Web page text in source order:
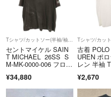
セントマイケル SAIN
T MICHAEL 26SS S
M-MK-0000-006 フロン
ツ メンズ XL
¥34,880
古着
UREN ポ
レン 半袖
¥2,670